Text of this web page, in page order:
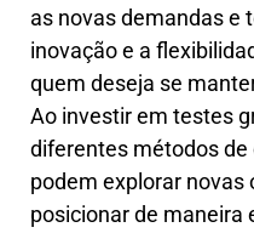
as novas demandas e
inovação e a
quem deseja se
Ao investir em testes
diferentes métodos
podem explorar novas
posicionar de maneira